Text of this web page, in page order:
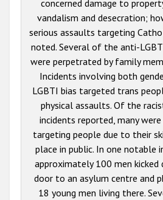
concerned damage to
vandalism and desecration;
serious assaults targeting
noted. Several of the anti-
were perpetrated by family
Incidents involving both
LGBTI bias targeted trans
physical assaults. Of the
incidents reported, many
targeting people due to their
place in public. In one notable
approximately 100 men
door to an asylum centre and
18 young men living there.